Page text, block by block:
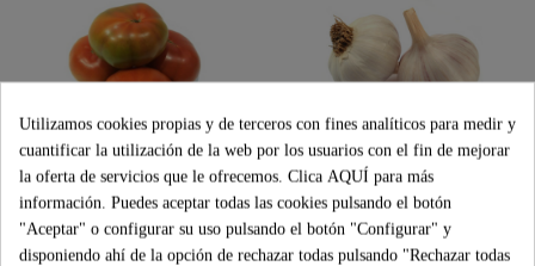
Añadir
TOMATE LISO 1 M GG
2,75 €
Añadir
AJO EXTRA FLOR
4,59 €
Utilizamos cookies propias y de terceros con fines analíticos para medir y
cuantificar la utilización de la web por los usuarios con el fin de mejorar
la oferta de servicios que le ofrecemos. Clica AQUÍ para más
información. Puedes aceptar todas las cookies pulsando el botón
"Aceptar" o configurar su uso pulsando el botón "Configurar" y
disponiendo ahí de la opción de rechazar todas pulsando "Rechazar todas